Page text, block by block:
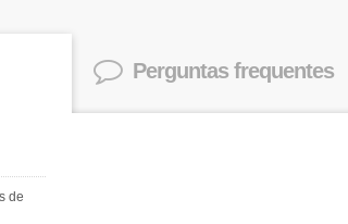
Perguntas frequentes
de